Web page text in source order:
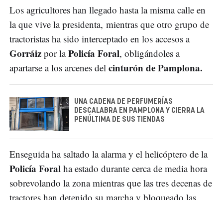
Los agricultores han llegado hasta la misma calle en
la que vive la presidenta, mientras que otro grupo de
tractoristas ha sido interceptado en los accesos a
Gorráiz por laPolicía Foral, obligándoles a
apartarse a los arcenes del cinturón de Pamplona.
UNA CADENA DE PERFUMERÍAS
DESCALABRA EN PAMPLONA Y CIERRA LA
PENÚLTIMA DE SUS TIENDAS
Enseguida ha saltado la alarma y el helicóptero de la
Policía Foral ha estado durante cerca de media hora
sobrevolando la zona mientras que las tres decenas de
tractores han detenido su marcha y bloqueado las